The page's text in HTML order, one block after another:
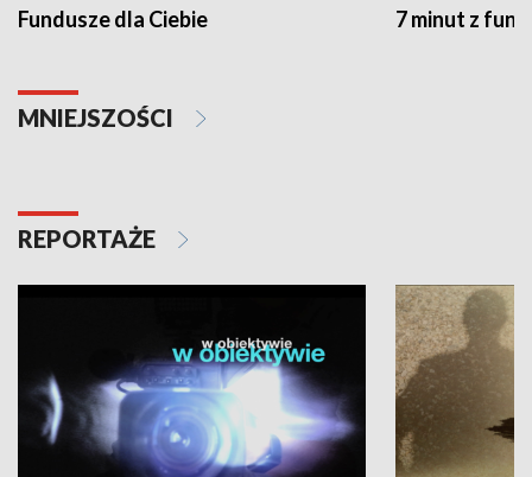
Fundusze dla Ciebie 7 minut z
MNIEJSZOŚCI
REPORTAŻE